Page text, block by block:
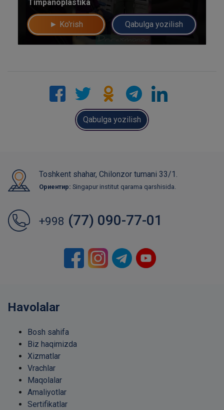
Timpanoplastika
► Ko'rish Qabulga yozilish
Qabulga yozilish
Toshkent shahar, Chilonzor tumani 33/1.
Ориентир: Singapur institut qarama qarshisida.
+998 (77) 090-77-01
Havolalar
Bosh sahifa
Biz haqimizda
Xizmatlar
Vrachlar
Maqolalar
Amaliyotlar
Sertifikatlar